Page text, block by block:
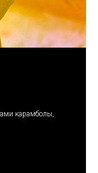
карамболы,